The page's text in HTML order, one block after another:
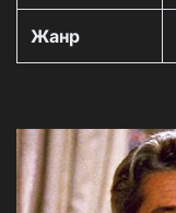
Жанр